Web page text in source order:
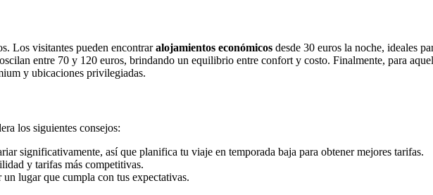
Los visitantes pueden encontraralojamientos económicos desde 30 euros la noche, ideales
entre 70 y 120 euros, brindando un equilibrio entre confort y costo. Finalmente, para
y ubicaciones privilegiadas.
los siguientes consejos:
significativamente, así que planifica tu viaje en temporada baja para obtener mejores tarifas.
y tarifas más competitivas.
lugar que cumpla con tus expectativas.